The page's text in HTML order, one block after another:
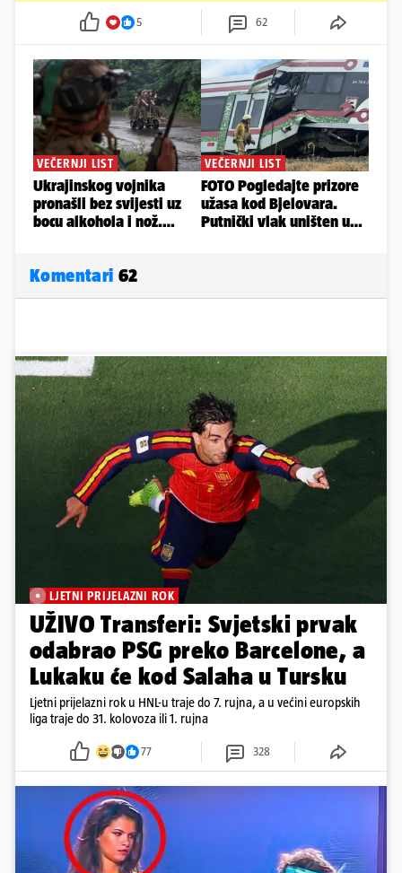
5 62
Komentari 62
LJETNI PRIJELAZNI ROK
UŽIVO Transferi: Svjetski prvak
odabrao PSG preko Barcelone, a
Lukaku će kod Salaha u Tursku
Ljetni prijelazni rok u HNL-u traje do 7. rujna, a u većini europskih
liga traje do 31. kolovoza ili 1. rujna
77 328